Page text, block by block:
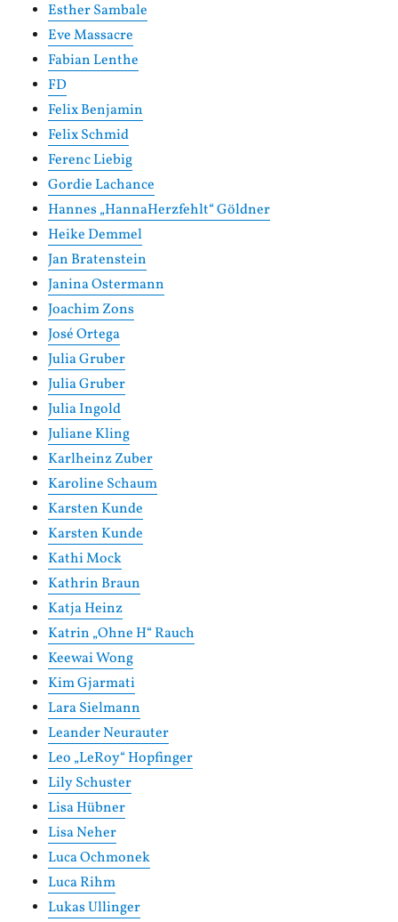
Esther Sambale
Eve Massacre
Fabian Lenthe
FD
Felix Benjamin
Felix Schmid
Ferenc Liebig
Gordie Lachance
Hannes „HannaHerzfehlt“ Göldner
Heike Demmel
Jan Bratenstein
Janina Ostermann
Joachim Zons
José Ortega
Julia Gruber
Julia Gruber
Julia Ingold
Juliane Kling
Karlheinz Zuber
Karoline Schaum
Karsten Kunde
Karsten Kunde
Kathi Mock
Kathrin Braun
Katja Heinz
Katrin „Ohne H“ Rauch
Keewai Wong
Kim Gjarmati
Lara Sielmann
Leander Neurauter
Leo „LeRoy“ Hopfinger
Lily Schuster
Lisa Hübner
Lisa Neher
Luca Ochmonek
Luca Rihm
Lukas Ullinger